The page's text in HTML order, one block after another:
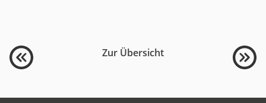
Zur Übersicht